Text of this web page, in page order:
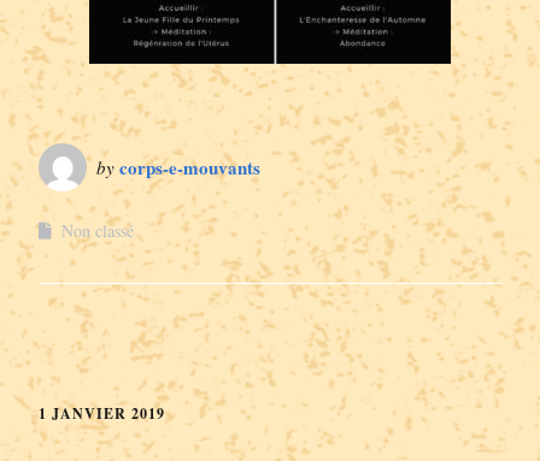
by corps-e-mouvants
Non classé
1 JANVIER 2019